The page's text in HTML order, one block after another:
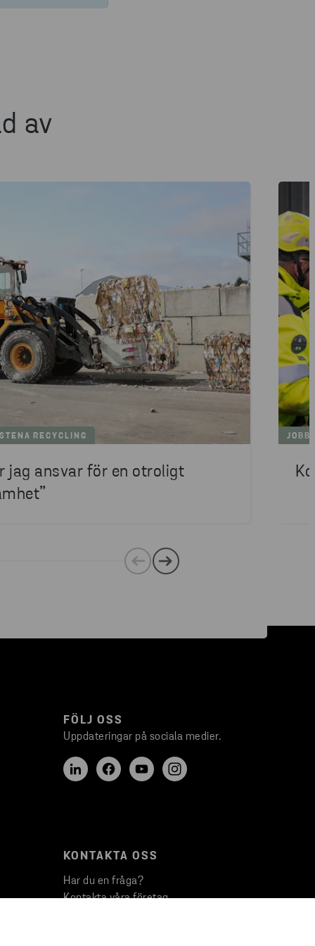
av
STENA RECYCLING
jag ansvar för en otroligt
FÖLJ OSS
Uppdateringar på sociala medier.
KONTAKTA OSS
Har du en fråga?
Kontakta våra företag